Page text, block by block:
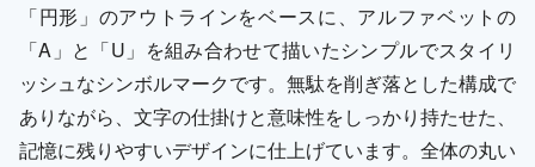
「円形」のアウトラインをベースに、アルファベットの
「A」と「U」を組み合わせて描いたシンプルでスタイリ
ッシュなシンボルマークです。無駄を削ぎ落とした構成で
ありながら、文字の仕掛けと意味性をしっかり持たせた、
記憶に残りやすいデザインに仕上げています。全体の丸い